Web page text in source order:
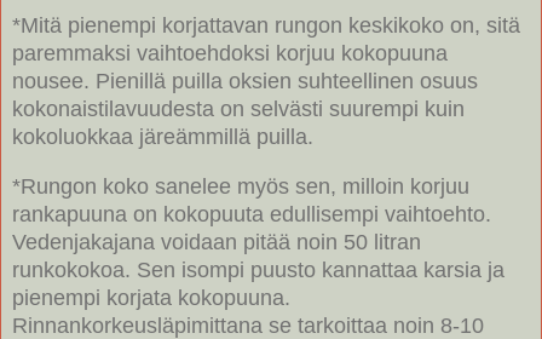
*Mitä pienempi korjattavan rungon keskikoko on, sitä
paremmaksi vaihtoehdoksi korjuu kokopuuna
nousee. Pienillä puilla oksien suhteellinen osuus
kokonaistilavuudesta on selvästi suurempi kuin
kokoluokkaa järeämmillä puilla.
*Rungon koko sanelee myös sen, milloin korjuu
rankapuuna on kokopuuta edullisempi vaihtoehto.
Vedenjakajana voidaan pitää noin 50 litran
runkokokoa. Sen isompi puusto kannattaa karsia ja
pienempi korjata kokopuuna.
Rinnankorkeusläpimittana se tarkoittaa noin 8-10